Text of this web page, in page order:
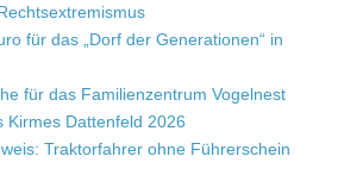
für das „Dorf der Generationen“ in
für das Familienzentrum Vogelnest
Kirmes Dattenfeld 2026
Traktorfahrer ohne Führerschein